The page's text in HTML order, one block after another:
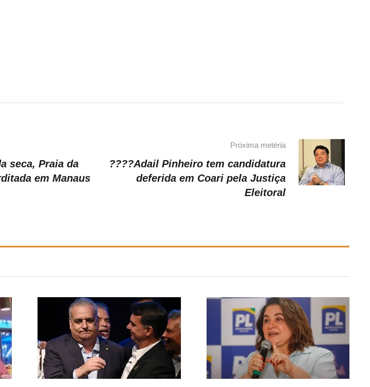
seca, Praia da
em Manaus
Próxima metéria
????Adail Pinheiro tem candidatura
deferida em Coari pela Justiça
Eleitoral